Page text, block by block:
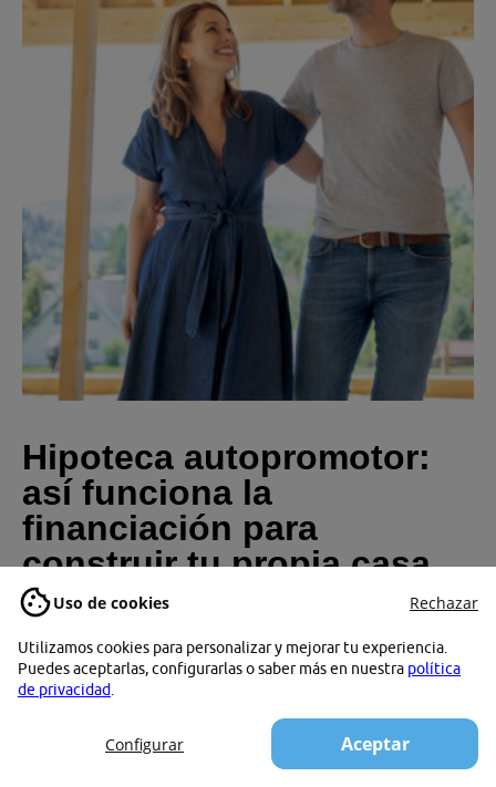
Uso de cookies Rechazar
Utilizamos cookies para personalizar y mejorar tu experiencia.
Puedes aceptarlas, configurarlas o saber más en nuestra política
de privacidad
Aceptar
Configurar
Hipoteca autopromotor:
así funciona la
financiación para
construir tu propia casa
Una hipoteca autopromoción es un tipo de financiación cuya
cómo son los préstamos autopromotor y en qué se diferencian
de las hipotecas convencionales.